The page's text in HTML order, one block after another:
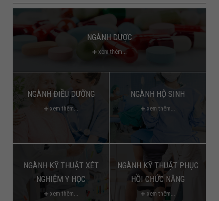
NGÀNH DƯỢC
xem thêm...
NGÀNH ĐIỀU DƯỠNG
xem thêm...
NGÀNH HỘ SINH
xem thêm...
NGÀNH KỸ THUẬT XÉT
NGHIỆM Y HỌC
xem thêm...
NGÀNH KỸ THUẬT PHỤC
HỒI CHỨC NĂNG
xem thêm...